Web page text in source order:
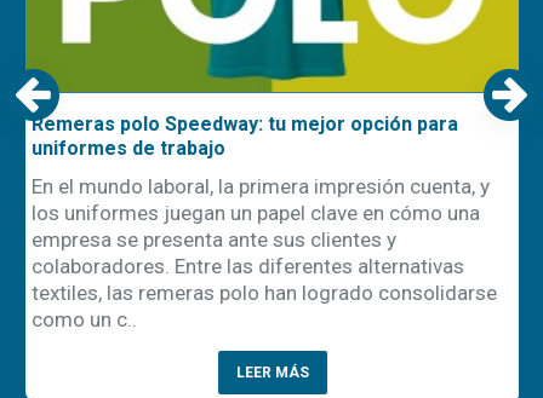
Remeras polo Speedway: tu mejor opción para
uniformes de trabajo
En el mundo laboral, la primera impresión cuenta, y
los uniformes juegan un papel clave en cómo una
empresa se presenta ante sus clientes y
colaboradores. Entre las diferentes alternativas
textiles, las remeras polo han logrado consolidarse
como un c..
LEER MÁS